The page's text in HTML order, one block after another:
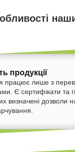
продукції
працює лише з
Є сертифікати та
визначені дозволи